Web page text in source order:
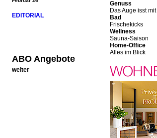
EDITORIAL
ABO Angebote
weiter
Genuss
Das Auge isst mit
Bad
Frischekicks
Wellness
Sauna-Saison
Home-Office
Alles im Blick